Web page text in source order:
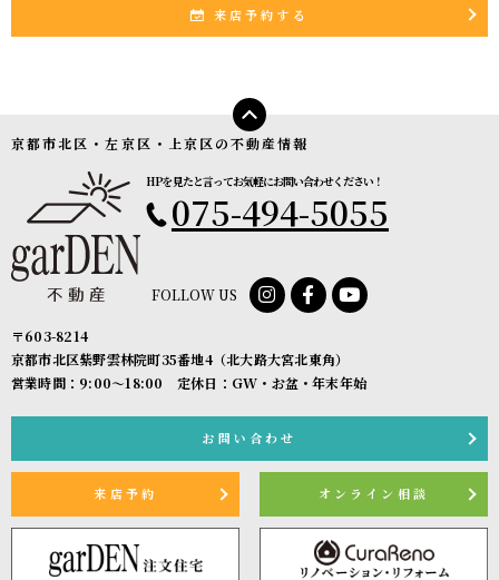
来店予約する
京都市北区・左京区・上京区の不動産情報
FOLLOW US
HPを見たと言ってお気軽にお問い合わせください！
075-494-5055
〒603-8214
京都市北区紫野雲林院町35番地4（北大路大宮北東角）
営業時間：9:00〜18:00 定休日：GW・お盆・年末年始
お問い合わせ
来店予約 オンライン相談